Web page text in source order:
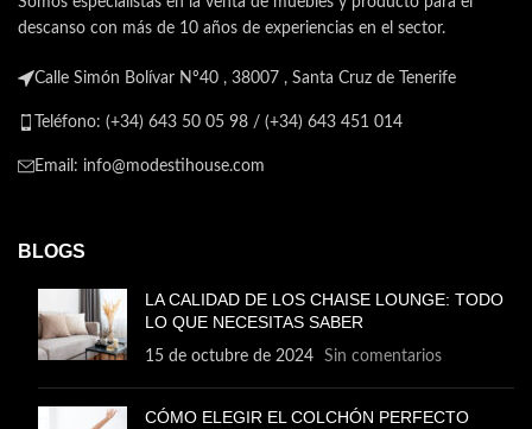
descanso con más de 10 años de experiencias en el sector.
Calle Simón Bolívar Nº40 , 38007 , Santa Cruz de Tenerife
Teléfono: (+34) 643 50 05 98 / (+34) 643 451 014
Email: info@modestihouse.com
BLOGS
LA CALIDAD DE LOS CHAISE LOUNGE: TODO
LO QUE NECESITAS SABER
15 de octubre de 2024 Sin comentarios
CÓMO ELEGIR EL COLCHÓN PERFECTO